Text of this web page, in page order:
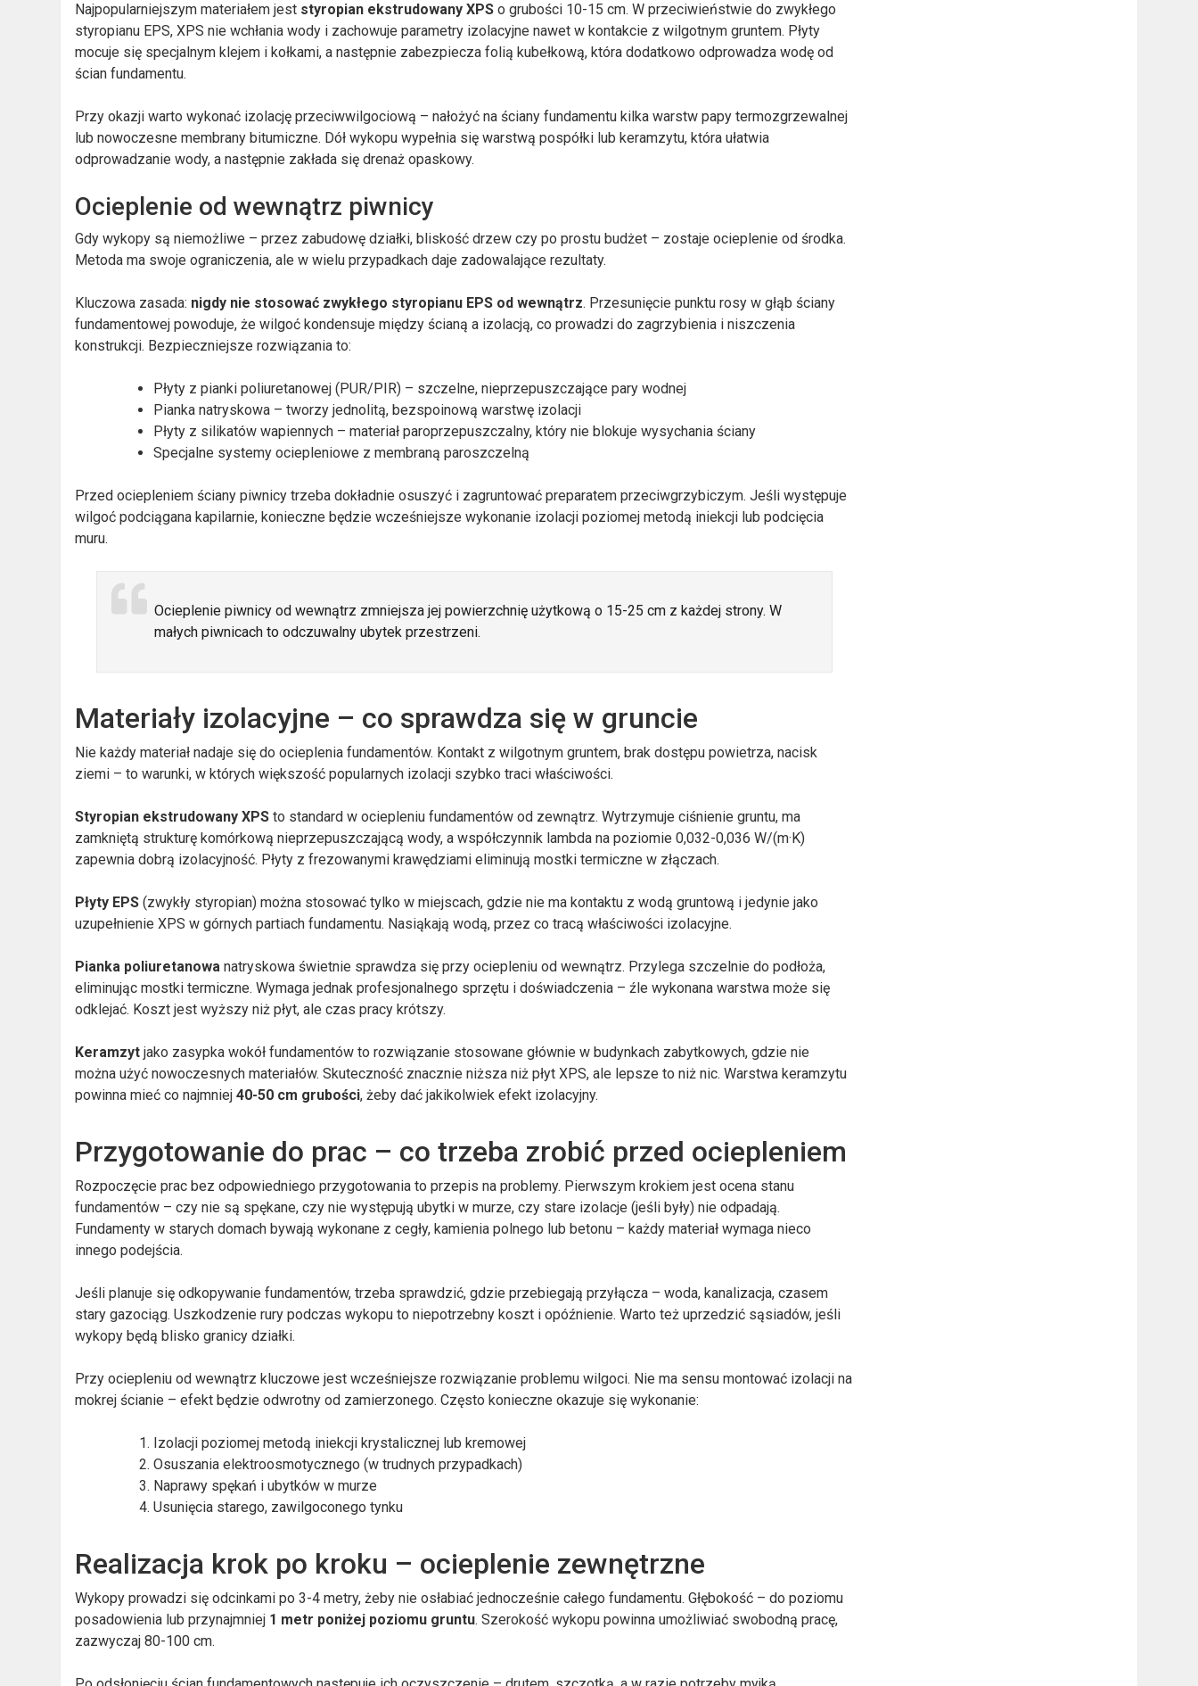
Najpopularniejszym materiałem jest styropian ekstrudowany XPS o grubości 10-15 cm. W przeciwieństwie do zwykłego
styropianu EPS, XPS nie wchłania wody i zachowuje parametry izolacyjne nawet w kontakcie z wilgotnym gruntem. Płyty
mocuje się specjalnym klejem i kołkami, a następnie zabezpiecza folią kubełkową, która dodatkowo odprowadza wodę od
ścian fundamentu.
Przy okazji warto wykonać izolację przeciwwilgociową – nałożyć na ściany fundamentu kilka warstw papy termozgrzewalnej
lub nowoczesne membrany bitumiczne. Dół wykopu wypełnia się warstwą pospółki lub keramzytu, która ułatwia
odprowadzanie wody, a następnie zakłada się drenaż opaskowy.
Ocieplenie od wewnątrz piwnicy
Gdy wykopy są niemożliwe – przez zabudowę działki, bliskość drzew czy po prostu budżet – zostaje ocieplenie od środka.
Metoda ma swoje ograniczenia, ale w wielu przypadkach daje zadowalające rezultaty.
Kluczowa zasada: nigdy nie stosować zwykłego styropianu EPS od wewnątrz. Przesunięcie punktu rosy w głąb ściany
fundamentowej powoduje, że wilgoć kondensuje między ścianą a izolacją, co prowadzi do zagrzybienia i niszczenia
konstrukcji. Bezpieczniejsze rozwiązania to:
Płyty z pianki poliuretanowej (PUR/PIR) – szczelne, nieprzepuszczające pary wodnej
Pianka natryskowa – tworzy jednolitą, bezspoinową warstwę izolacji
Płyty z silikatów wapiennych – materiał paroprzepuszczalny, który nie blokuje wysychania ściany
Specjalne systemy ociepleniowe z membraną paroszczelną
Przed ociepleniem ściany piwnicy trzeba dokładnie osuszyć i zagruntować preparatem przeciwgrzybiczym. Jeśli występuje
wilgoć podciągana kapilarnie, konieczne będzie wcześniejsze wykonanie izolacji poziomej metodą iniekcji lub podcięcia
muru.
Ocieplenie piwnicy od wewnątrz zmniejsza jej powierzchnię użytkową o 15-25 cm z każdej strony. W
małych piwnicach to odczuwalny ubytek przestrzeni.
Materiały izolacyjne – co sprawdza się w gruncie
Nie każdy materiał nadaje się do ocieplenia fundamentów. Kontakt z wilgotnym gruntem, brak dostępu powietrza, nacisk
ziemi – to warunki, w których większość popularnych izolacji szybko traci właściwości.
Styropian ekstrudowany XPS to standard w ociepleniu fundamentów od zewnątrz. Wytrzymuje ciśnienie gruntu, ma
zamkniętą strukturę komórkową nieprzepuszczającą wody, a współczynnik lambda na poziomie 0,032-0,036 W/(m·K)
zapewnia dobrą izolacyjność. Płyty z frezowanymi krawędziami eliminują mostki termiczne w złączach.
Płyty EPS (zwykły styropian) można stosować tylko w miejscach, gdzie nie ma kontaktu z wodą gruntową i jedynie jako
uzupełnienie XPS w górnych partiach fundamentu. Nasiąkają wodą, przez co tracą właściwości izolacyjne.
Pianka poliuretanowa natryskowa świetnie sprawdza się przy ociepleniu od wewnątrz. Przylega szczelnie do podłoża,
eliminując mostki termiczne. Wymaga jednak profesjonalnego sprzętu i doświadczenia – źle wykonana warstwa może się
odklejać. Koszt jest wyższy niż płyt, ale czas pracy krótszy.
Keramzyt jako zasypka wokół fundamentów to rozwiązanie stosowane głównie w budynkach zabytkowych, gdzie nie
można użyć nowoczesnych materiałów. Skuteczność znacznie niższa niż płyt XPS, ale lepsze to niż nic. Warstwa keramzytu
powinna mieć co najmniej40-50 cm grubości, żeby dać jakikolwiek efekt izolacyjny.
Przygotowanie do prac – co trzeba zrobić przed ociepleniem
Rozpoczęcie prac bez odpowiedniego przygotowania to przepis na problemy. Pierwszym krokiem jest ocena stanu
fundamentów – czy nie są spękane, czy nie występują ubytki w murze, czy stare izolacje (jeśli były) nie odpadają.
Fundamenty w starych domach bywają wykonane z cegły, kamienia polnego lub betonu – każdy materiał wymaga nieco
innego podejścia.
Jeśli planuje się odkopywanie fundamentów, trzeba sprawdzić, gdzie przebiegają przyłącza – woda, kanalizacja, czasem
stary gazociąg. Uszkodzenie rury podczas wykopu to niepotrzebny koszt i opóźnienie. Warto też uprzedzić sąsiadów, jeśli
wykopy będą blisko granicy działki.
Przy ociepleniu od wewnątrz kluczowe jest wcześniejsze rozwiązanie problemu wilgoci. Nie ma sensu montować izolacji na
mokrej ścianie – efekt będzie odwrotny od zamierzonego. Często konieczne okazuje się wykonanie:
Izolacji poziomej metodą iniekcji krystalicznej lub kremowej
Osuszania elektroosmotycznego (w trudnych przypadkach)
Naprawy spękań i ubytków w murze
Usunięcia starego, zawilgoconego tynku
Realizacja krok po kroku – ocieplenie zewnętrzne
Wykopy prowadzi się odcinkami po 3-4 metry, żeby nie osłabiać jednocześnie całego fundamentu. Głębokość – do poziomu
posadowienia lub przynajmniej 1 metr poniżej poziomu gruntu. Szerokość wykopu powinna umożliwiać swobodną pracę,
zazwyczaj 80-100 cm.